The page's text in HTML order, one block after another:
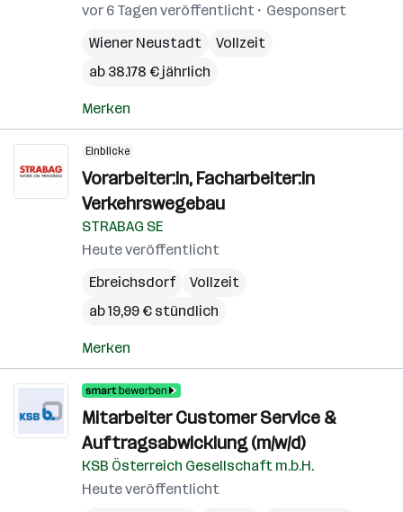
vor 6 Tagen veröffentlicht
Gesponsert
Wiener Neustadt
Vollzeit
ab 38.178 € jährlich
Merken
Einblicke
Vorarbeiter:in, Facharbeiter:in
Verkehrswegebau
STRABAG SE
Heute veröffentlicht
Ebreichsdorf
Vollzeit
ab 19,99 € stündlich
Merken
Mitarbeiter Customer Service &
Auftragsabwicklung (m/w/d)
KSB Österreich Gesellschaft m.b.H.
Heute veröffentlicht